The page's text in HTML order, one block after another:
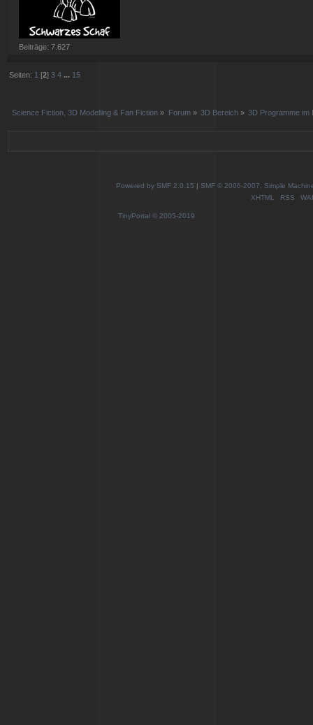
Beiträge: 7.627
Seiten: 1 [2]3 4 ... 15
Science Fiction, 3D Modelling & Fan Fiction » Forum» 3D Bereich » 3D Programme im
Powered by SMF 2.0.15 | SMF © 2006-2007, Simple
XHTML
RSS
TinyPortal © 2005-2019